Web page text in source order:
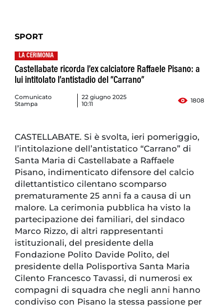
SPORT
LA CERIMONIA
Castellabate ricorda l’ex calciatore Raffaele Pisano: a
lui intitolato l’antistadio del “Carrano”
Comunicato
Stampa
22 giugno 2025
10:11
1808
CASTELLABATE. Si è svolta, ieri pomeriggio,
l’intitolazione dell’antistatico “Carrano” di
Santa Maria di Castellabate a Raffaele
Pisano, indimenticato difensore del calcio
dilettantistico cilentano scomparso
prematuramente 25 anni fa a causa di un
malore. La cerimonia pubblica ha visto la
partecipazione dei familiari, del sindaco
Marco Rizzo, di altri rappresentanti
istituzionali, del presidente della
Fondazione Polito Davide Polito, del
presidente della Polisportiva Santa Maria
Cilento Francesco Tavassi, di numerosi ex
compagni di squadra che negli anni hanno
condiviso con Pisano la stessa passione per